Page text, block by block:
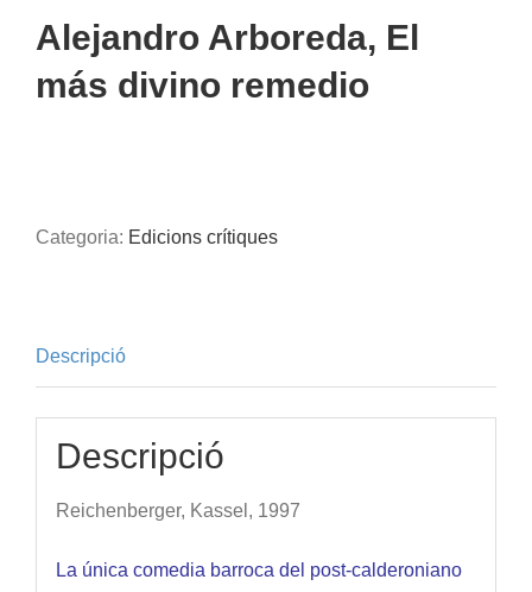
Alejandro Arboreda, El
más divino remedio
Categoria: Edicions crítiques
Descripció
Descripció
Reichenberger, Kassel, 1997
La única comedia barroca del post-calderoniano